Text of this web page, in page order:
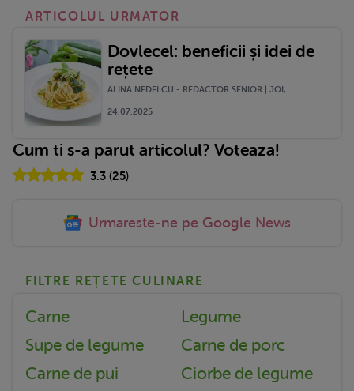
ARTICOLUL URMATOR
Dovlecel: beneficii și idei de
rețete
ALINA NEDELCU - REDACTOR SENIOR | JOI,
24.07.2025
Cum ti s-a parut articolul? Voteaza!
3.3(25)
Urmareste-ne pe Google News
FILTRE REȚETE CULINARE
Carne
Legume
Supe de legume
Carne de porc
Carne de pui
Ciorbe de legume